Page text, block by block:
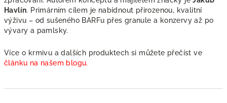
Havlín. Primárním cílem je nabídnout přirozenou, kvalitní
výživu – od sušeného BARFu přes granule a konzervy až po
vývary a pamlsky.
Více o krmivu a dalších produktech si můžete přečíst ve
článku na našem blogu.